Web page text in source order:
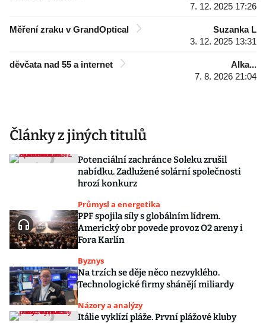
7. 12. 2025 17:26
Měření zraku v GrandOptical
Suzanka L
3. 12. 2025 13:31
děvčata nad 55 a internet
Alka...
7. 8. 2026 21:04
Články z jiných titulů
Potenciální zachránce Soleku zrušil
nabídku. Zadlužené solární společnosti
hrozí konkurz
Průmysl a energetika
PPF spojila síly s globálním lídrem.
Americký obr povede provoz O2 areny i
Fora Karlín
Byznys
Na trzích se děje něco nezvyklého.
Technologické firmy shánějí miliardy
Názory a analýzy
Itálie vyklízí pláže. První plážové kluby